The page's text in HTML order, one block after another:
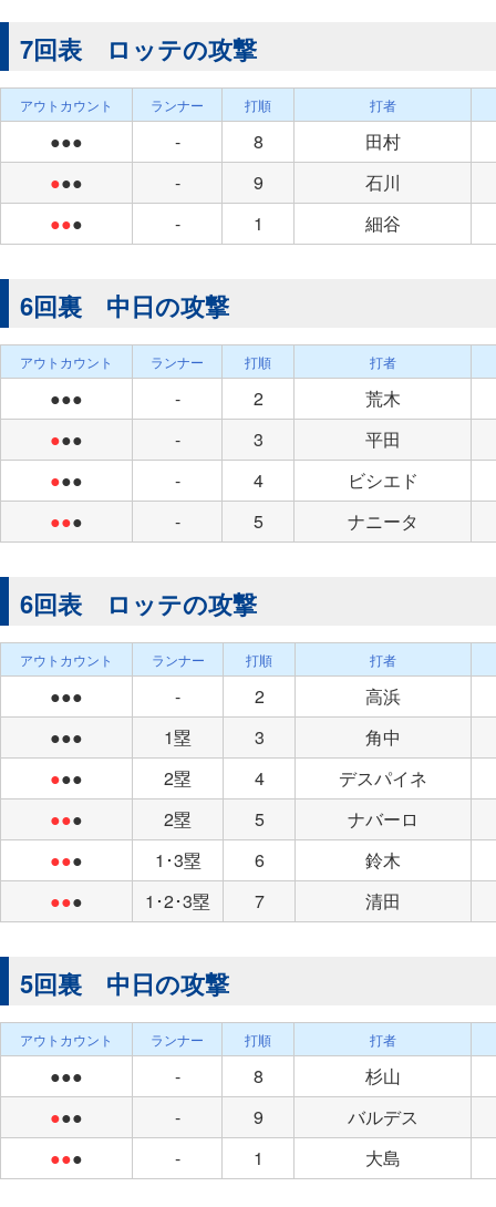
7回表 ロッテの攻撃
アウトカウント ランナー 打順 打者
●●● - 8
田村
●●● - 9
石川
●●● - 1 細谷
6回裏 中日の攻撃
アウトカウント ランナー 打順 打者
●●● - 2
荒木
●●● - 3
平田
●●● - 4
ビシエド
●●● - 5 ナニータ
6回表 ロッテの攻撃
アウトカウント ランナー 打順 打者
●●● - 2
高浜
●●●
1塁 3
角中
●●● 2塁 4
デスパイネ
●●● 2塁 5
ナバーロ
●●● 1･3塁 6
鈴木
●●● 1･2･3塁 7 清田
5回裏 中日の攻撃
アウトカウント ランナー 打順 打者
●●● - 8
杉山
●●● - 9
バルデス
●●● - 1 大島